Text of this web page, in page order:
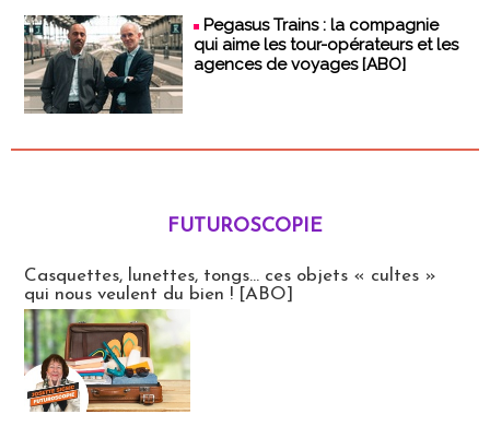
Pegasus Trains : la compagnie
qui aime les tour-opérateurs et les
agences de voyages [ABO]
FUTUROSCOPIE
Casquettes, lunettes, tongs... ces objets « cultes »
qui nous veulent du bien ! [ABO]